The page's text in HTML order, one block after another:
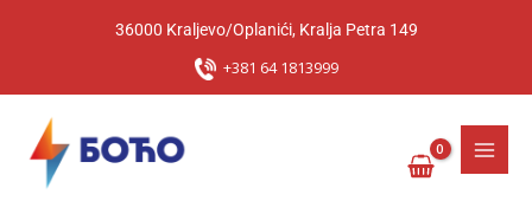
36000 Kraljevo/Oplanići, Kralja Petra 149
+381 64 1813999